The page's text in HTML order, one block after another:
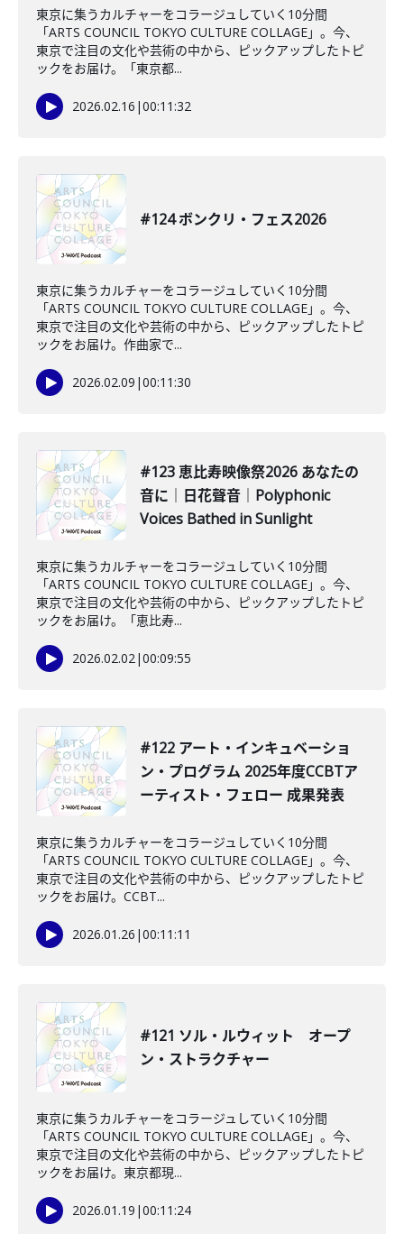
東京に集うカルチャーをコラージュしていく10分間
「ARTS COUNCIL TOKYO CULTURE COLLAGE」。今、
東京で注目の文化や芸術の中から、ピックアップしたトピ
ックをお届け。「東京都...
2026.02.16 |00:11:32
#124 ボンクリ・フェス2026
東京に集うカルチャーをコラージュしていく10分間
「ARTS COUNCIL TOKYO CULTURE COLLAGE」。今、
東京で注目の文化や芸術の中から、ピックアップしたトピ
ックをお届け。作曲家で...
2026.02.09 |00:11:30
#123 恵比寿映像祭2026 あなたの
音に｜日花聲音｜Polyphonic
Voices Bathed in Sunlight
東京に集うカルチャーをコラージュしていく10分間
「ARTS COUNCIL TOKYO CULTURE COLLAGE」。今、
東京で注目の文化や芸術の中から、ピックアップしたトピ
ックをお届け。「恵比寿...
2026.02.02|00:09:55
#122 アート・インキュベーショ
ン・プログラム 2025年度CCBTア
ーティスト・フェロー 成果発表
東京に集うカルチャーをコラージュしていく10分間
「ARTS COUNCIL TOKYO CULTURE COLLAGE」。今、
東京で注目の文化や芸術の中から、ピックアップしたトピ
ックをお届け。CCBT...
2026.01.26 |00:11:11
#121 ソル・ルウィット オープ
ン・ストラクチャー
東京に集うカルチャーをコラージュしていく10分間
「ARTS COUNCIL TOKYO CULTURE COLLAGE」。今、
東京で注目の文化や芸術の中から、ピックアップしたトピ
ックをお届け。東京都現...
2026.01.19 |00:11:24